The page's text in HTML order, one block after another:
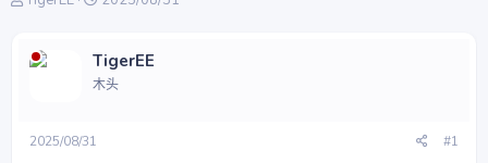
起
间
TigerEE
木头
2025/08/31 #1